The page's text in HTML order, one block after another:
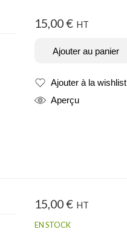
15,00€ HT
Ajouter au panier
Ajouter à la wishlist
Produit ajouté
Aperçu
15,00€ HT
EN STOCK